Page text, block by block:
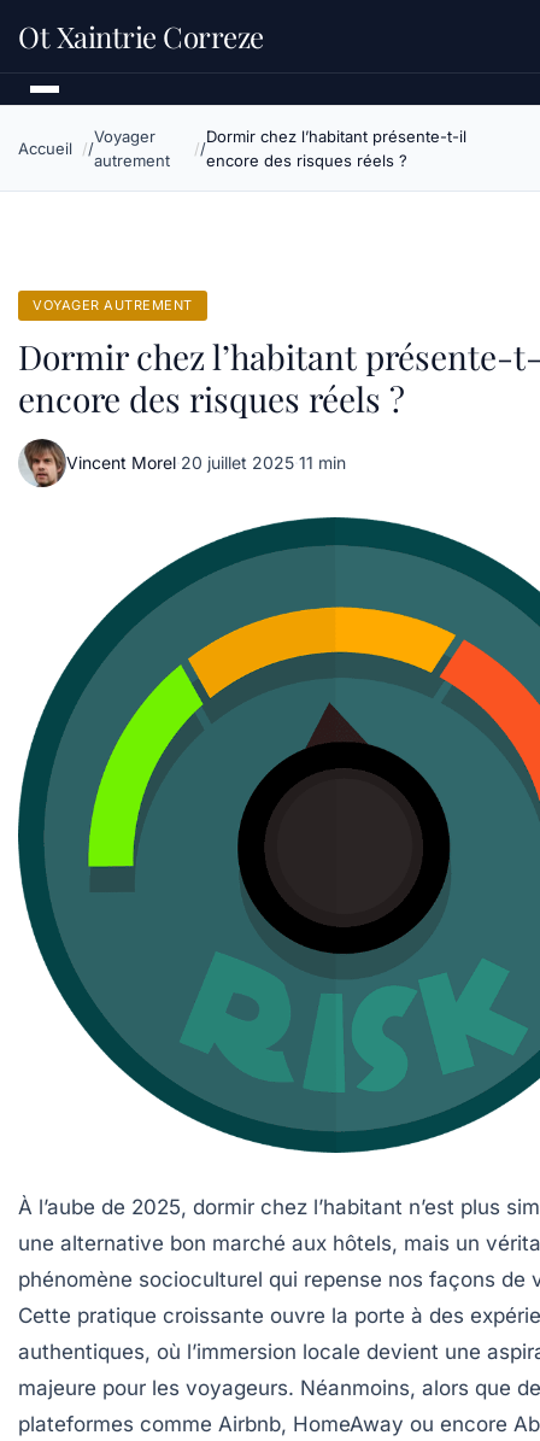
Ot Xaintrie Correze
Accueil
Voyager
autrement
Dormir chez l’habitant présente-t-il
encore des risques réels ?
VOYAGER AUTREMENT
Dormir chez l’habitant présente-
encore des risques réels ?
Vincent Morel·20 juillet 2025·11 min
À l’aube de 2025, dormir chez l’habitant n’est plus
une alternative bon marché aux hôtels, mais un
phénomène socioculturel qui repense nos façons de
Cette pratique croissante ouvre la porte à des
authentiques, où l’immersion locale devient une
majeure pour les voyageurs. Néanmoins, alors que
plateformes comme Airbnb, HomeAway ou encore